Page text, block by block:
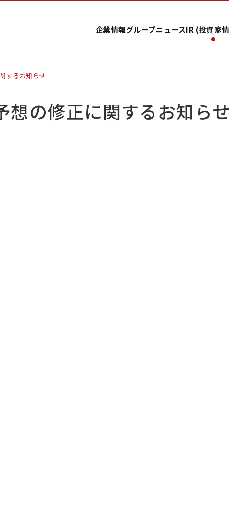
企業情報グループニュースIR (投資家
するお知らせ
想の修正に関するお知らせ